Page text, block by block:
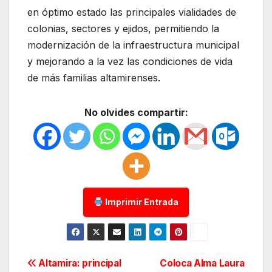
en óptimo estado las principales vialidades de
colonias, sectores y ejidos, permitiendo la
modernización de la infraestructura municipal
y mejorando a la vez las condiciones de vida
de más familias altamirenses.
No olvides compartir:
Imprimir Entrada
Navegación
Coloca Alma Laura
Altamira: principal